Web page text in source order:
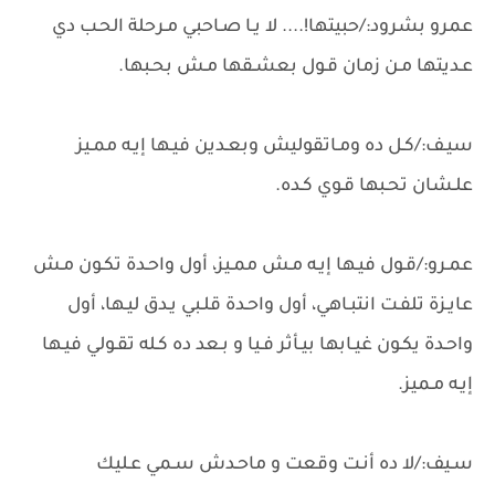
عمرو بشرود:/حبيتها!.... لا يـا صـاحبي مـرحلة الحـب دي
عـديتها مـن زمان قـول بعشـقها مـش بحـبها.
سيـف:/كـل ده ومـاتقوليش وبعـدين فيـها إيـه ممـيز
علـشان تحـبها قـوي كـده.
عمـرو:/قـول فيـها إيـه مـش ممـيز، أول واحـدة تكـون مـش
عايـزة تلفـت انتبـاهي، أول واحـدة قلـبي يـدق ليـها، أول
واحـدة يكـون غيـابها بيـأثر فـيا و بـعد ده كـله تقـولي فيـها
إيـه مـميز.
سـيف:/لا ده أنـت وقعت و ماحـدش سـمي عـليك